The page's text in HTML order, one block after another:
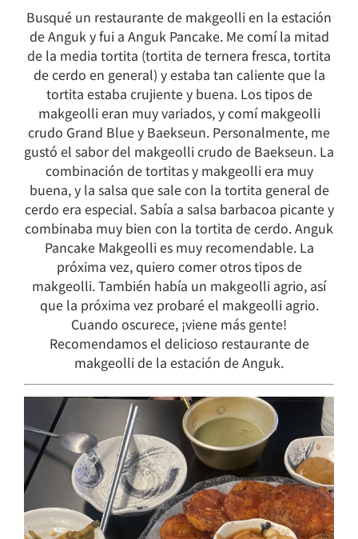
Busqué un restaurante de makgeolli en la estación
de Anguk y fui a Anguk Pancake. Me comí la mitad
de la media tortita (tortita de ternera fresca, tortita
de cerdo en general) y estaba tan caliente que la
tortita estaba crujiente y buena. Los tipos de
makgeolli eran muy variados, y comí makgeolli
crudo Grand Blue y Baekseun. Personalmente, me
gustó el sabor del makgeolli crudo de Baekseun. La
combinación de tortitas y makgeolli era muy
buena, y la salsa que sale con la tortita general de
cerdo era especial. Sabía a salsa barbacoa picante y
combinaba muy bien con la tortita de cerdo. Anguk
Pancake Makgeolli es muy recomendable. La
próxima vez, quiero comer otros tipos de
makgeolli. También había un makgeolli agrio, así
que la próxima vez probaré el makgeolli agrio.
Cuando oscurece, ¡viene más gente!
Recomendamos el delicioso restaurante de
makgeolli de la estación de Anguk.